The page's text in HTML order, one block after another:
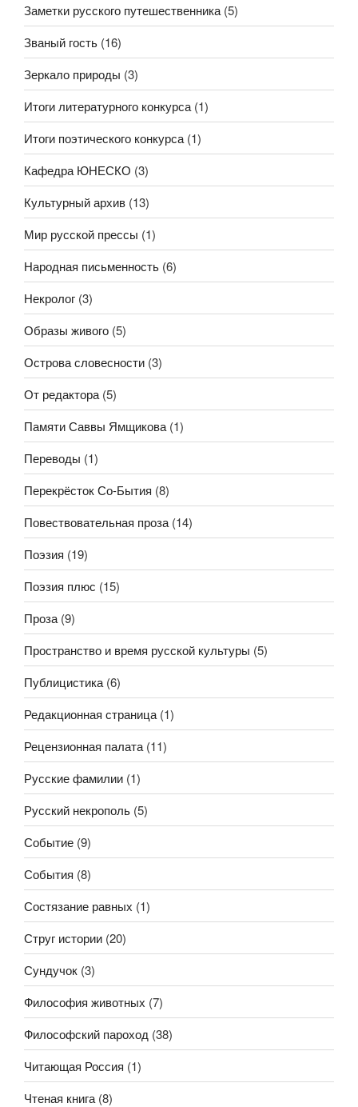
Заметки русского путешественника (5)
Званый гость (16)
Зеркало природы (3)
Итоги литературного конкурса (1)
Итоги поэтического конкурса (1)
Кафедра ЮНЕСКО (3)
Культурный архив (13)
Мир русской прессы (1)
Народная письменность (6)
Некролог (3)
Образы живого (5)
Острова словесности (3)
От редактора (5)
Памяти Саввы Ямщикова (1)
Переводы (1)
Перекрёсток Со-Бытия (8)
Повествовательная проза (14)
Поэзия (19)
Поэзия плюс (15)
Проза (9)
Пространство и время русской культуры (5)
Публицистика (6)
Редакционная страница (1)
Рецензионная палата (11)
Русские фамилии (1)
Русский некрополь (5)
Событие (9)
События (8)
Состязание равных (1)
Струг истории (20)
Сундучок (3)
Философия животных (7)
Философский пароход (38)
Читающая Россия (1)
Чтеная книга (8)